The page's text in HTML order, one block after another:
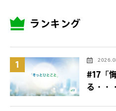
ランキング
1
#17「
る・・